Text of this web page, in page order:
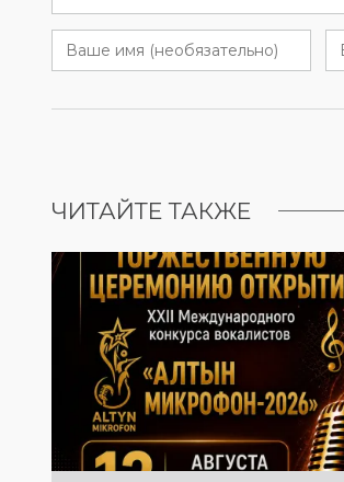
ЧИТАЙТЕ ТАКЖЕ